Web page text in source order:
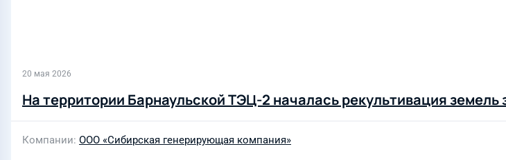
20 мая 2026
На территории Барнаульской ТЭЦ-2 началась рекультивация земель
Компании ООО «Сибирская генерирующая компания»